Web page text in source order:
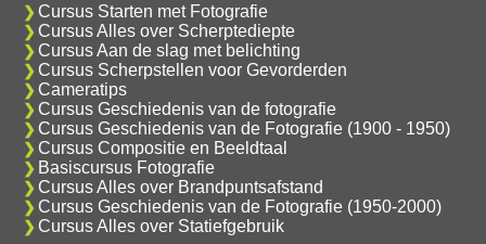
Cursus Starten met Fotografie
Cursus Alles over Scherptediepte
Cursus Aan de slag met belichting
Cursus Scherpstellen voor Gevorderden
Cameratips
Cursus Geschiedenis van de fotografie
Cursus Geschiedenis van de Fotografie (1900 - 1950)
Cursus Compositie en Beeldtaal
Basiscursus Fotografie
Cursus Alles over Brandpuntsafstand
Cursus Geschiedenis van de Fotografie (1950-2000)
Cursus Alles over Statiefgebruik